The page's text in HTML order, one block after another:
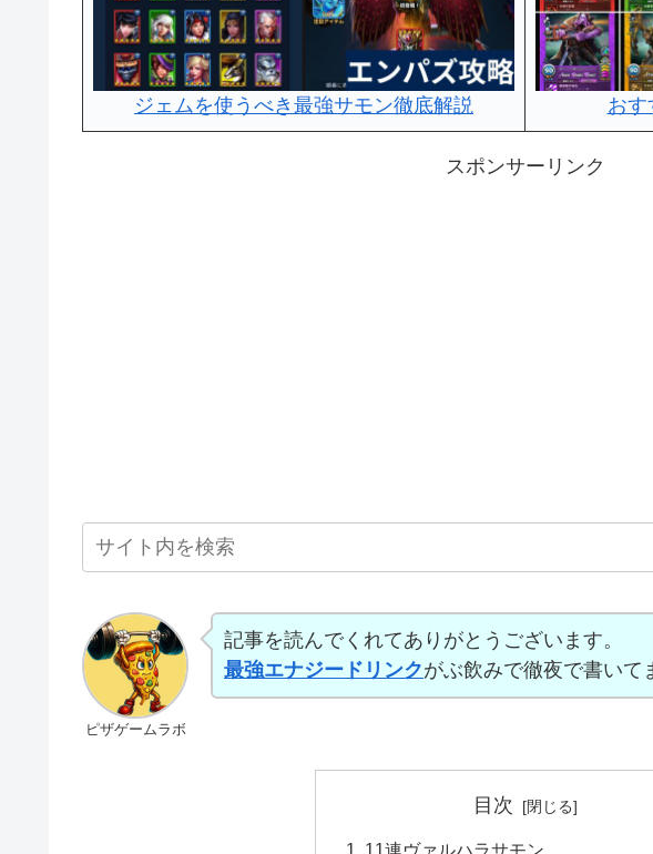
ジェムを使うべき最強サモン徹底解説 おす
スポンサーリンク
ピザゲームラボ
記事を読んでくれてありがとうございます。
最強エナジードリンクがぶ飲みで徹夜で書いて
目次
11連ヴァルハラサモン